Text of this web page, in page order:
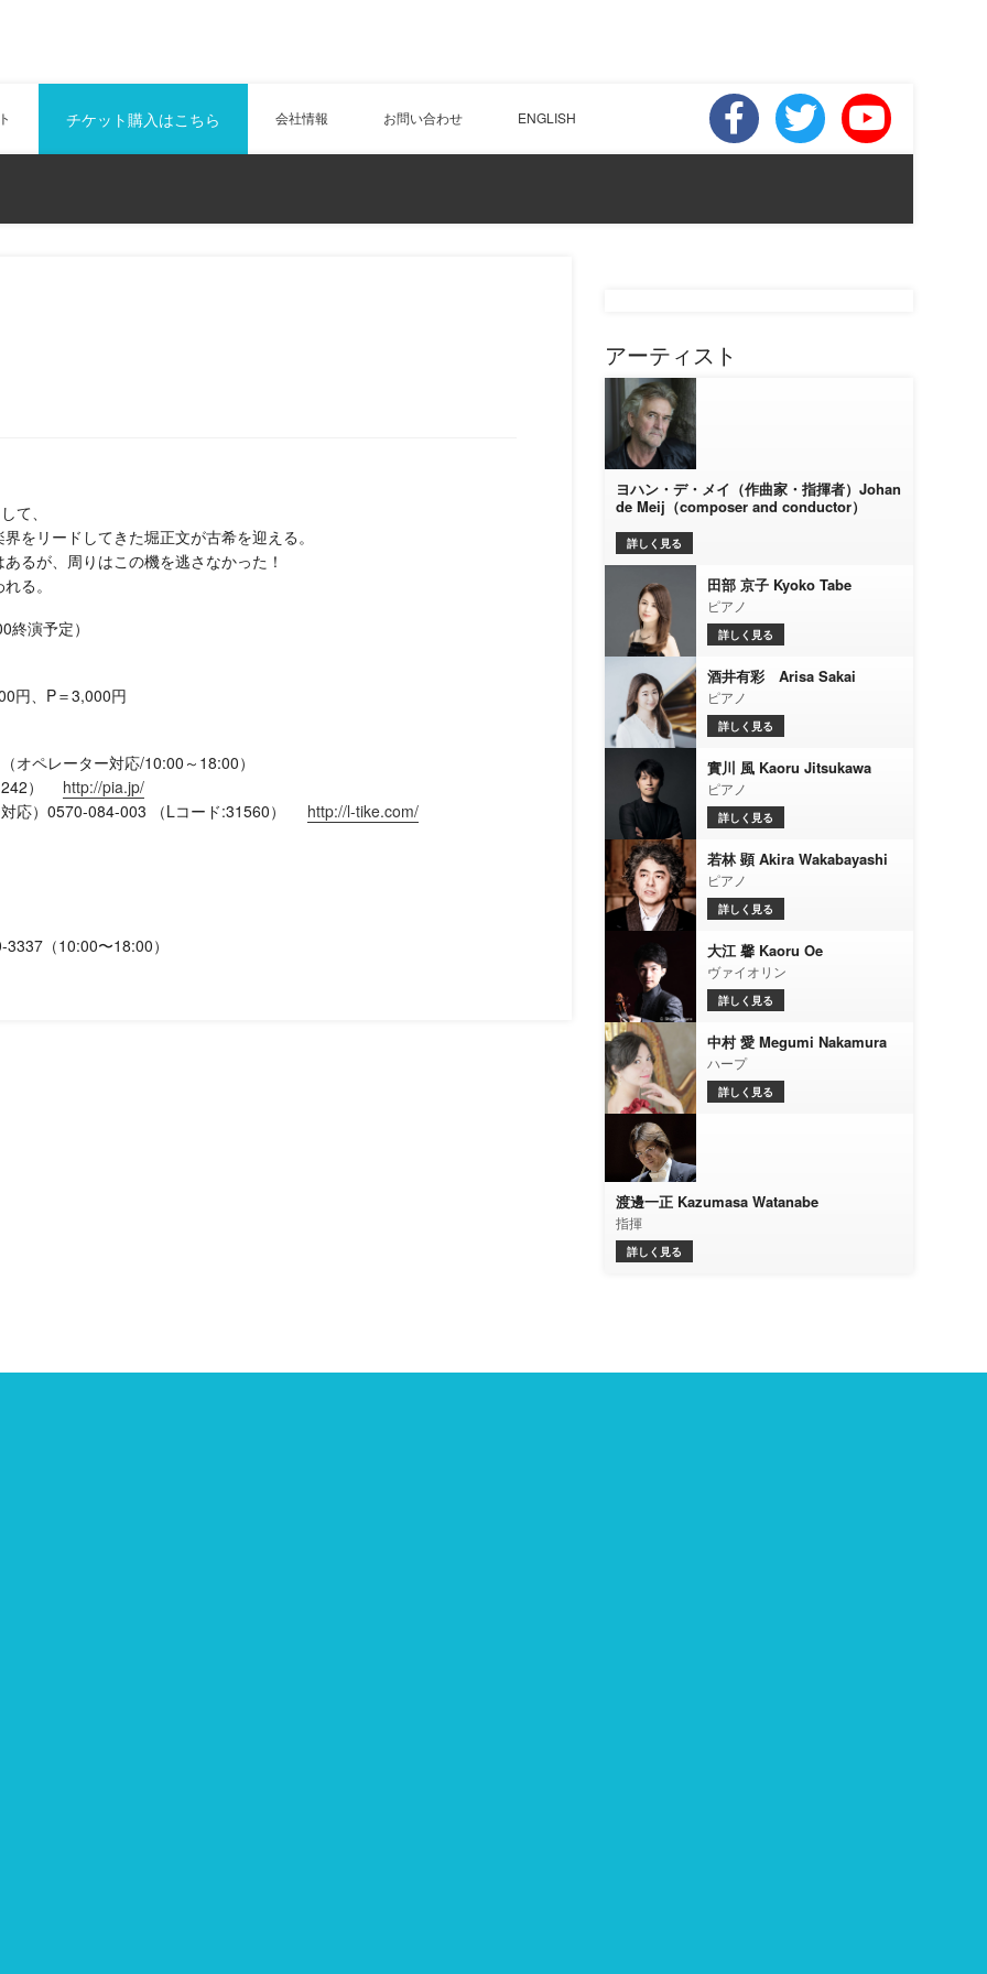
チケット購入はこちら 会社情報 お問い合わせ ENGLISH
て、
をリードしてきた堀正文が古希を迎える。
るが、周りはこの機を逃さなかった！
る。
演予定）
円、P＝3,000円
ペレーター対応/10:00～18:00）
） http://pia.jp/
応）0570-084-003 （Lコード:31560） http://l-tike.com/
（10:00〜18:00）
アーティスト
ヨハン・デ・メイ（作曲家・指揮者）Johan
de Meij（composer and conductor）
詳しく見る
田部 京子 Kyoko Tabe
ピアノ
詳しく見る
酒井有彩 Arisa Sakai
ピアノ
詳しく見る
實川 風 Kaoru Jitsukawa
ピアノ
詳しく見る
若林 顕 Akira Wakabayashi
ピアノ
詳しく見る
大江 馨 Kaoru Oe
ヴァイオリン
詳しく見る
中村 愛 Megumi Nakamura
ハープ
詳しく見る
渡邊一正 Kazumasa Watanabe
指揮
詳しく見る